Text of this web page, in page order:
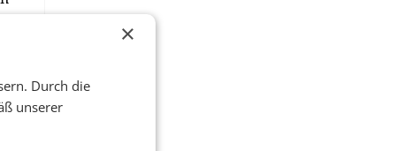
In
×
Durch die
unserer